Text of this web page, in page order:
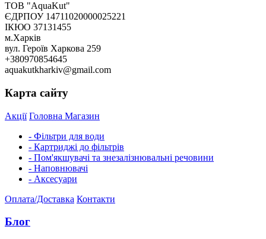
ТОВ "AquaKut"
ЄДРПОУ 14711020000025221
ІКЮО 37131455
м.Харків
вул. Героїв Харкова 259
+380970854645
aquakutkharkiv@gmail.com
Карта сайту
Акції Головна Магазин
- Фільтри для води
- Картриджі до фільтрів
- Пом'якшувачі та знезалізнювальні речовини
- Наповнювачі
- Аксесуари
Оплата/Доставка Контакти
Блог